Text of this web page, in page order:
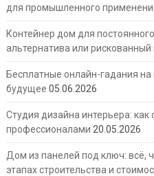
для промышленного
Контейнер дом для
альтернатива или
Бесплатные онлайн-гадания на
будущее 05.06.2026
Студия дизайна интерьера:
профессионалами 20.05.2026
Дом из панелей под ключ: всё,
этапах строительства и